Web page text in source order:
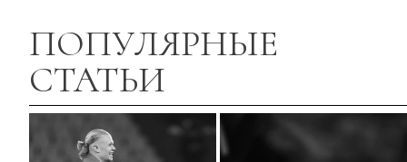
ПОПУЛЯРНЫЕ
СТАТЬИ